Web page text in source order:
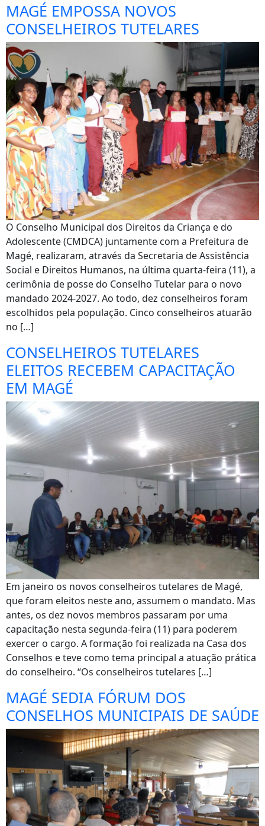
MAGÉ EMPOSSA NOVOS
CONSELHEIROS TUTELARES
O Conselho Municipal dos Direitos da Criança e do
Adolescente (CMDCA) juntamente com a Prefeitura de
Magé, realizaram, através da Secretaria de Assistência
Social e Direitos Humanos, na última quarta-feira (11), a
cerimônia de posse do Conselho Tutelar para o novo
mandado 2024-2027. Ao todo, dez conselheiros foram
escolhidos pela população. Cinco conselheiros atuarão
no […]
CONSELHEIROS TUTELARES
ELEITOS RECEBEM CAPACITAÇÃO
EM MAGÉ
Em janeiro os novos conselheiros tutelares de Magé,
que foram eleitos neste ano, assumem o mandato. Mas
antes, os dez novos membros passaram por uma
capacitação nesta segunda-feira (11) para poderem
exercer o cargo. A formação foi realizada na Casa dos
Conselhos e teve como tema principal a atuação prática
do conselheiro. “Os conselheiros tutelares […]
MAGÉ SEDIA FÓRUM DOS
CONSELHOS MUNICIPAIS DE SAÚDE